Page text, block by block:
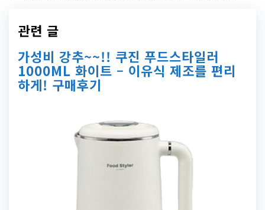
관련 글
가성비 강추~~!! 쿠진 푸드스타일러
1000ML 화이트 – 이유식 제조를 편리
하게! 구매후기